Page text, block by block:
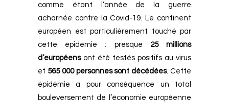
comme étant l’année de la guerre
acharnée contre la Covid-19.
Le continent
européen est particulièrement touché par
cette épidémie : presque 25 millions
d’européensont été testés positifs au virus
et 565 000 personnes sont décédées.Cette
épidémie a pour conséquence un total
bouleversement de l’économie européenne